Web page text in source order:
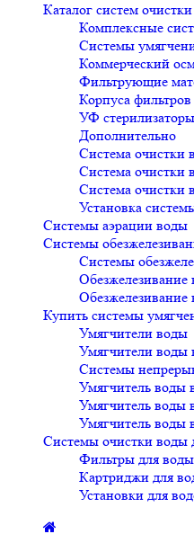
Каталог систем
Комплексные
Системы
Коммерческий
Фильтрующие
Корпуса фильтров
УФ стерилизаторы
Дополнительно
Система очистки
Система очистки
Система очистки
Установка
Системы аэрации воды
Системы
Системы
Обезжелезивание
Обезжелезивание
Купить системы
Умягчители воды
Умягчители воды
Системы
Умягчитель воды
Умягчитель воды
Умягчитель воды
Системы очистки воды
Фильтры для воды
Картриджи для
Установки для